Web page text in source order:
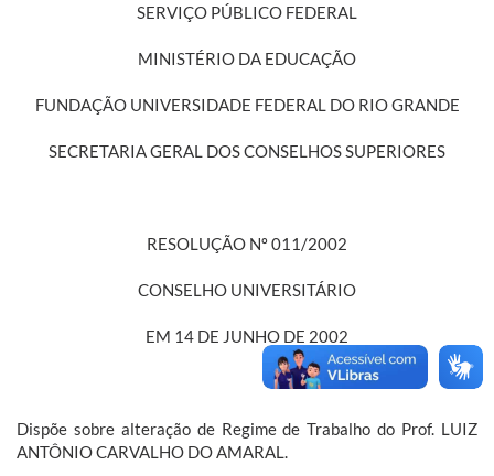
SERVIÇO PÚBLICO FEDERAL
MINISTÉRIO DA EDUCAÇÃO
FUNDAÇÃO UNIVERSIDADE FEDERAL DO RIO GRANDE
SECRETARIA GERAL DOS CONSELHOS SUPERIORES
RESOLUÇÃO Nº 011/2002
CONSELHO UNIVERSITÁRIO
EM 14 DE JUNHO DE 2002
Dispõe sobre alteração de Regime de Trabalho do Prof. LUIZ
ANTÔNIO CARVALHO DO AMARAL.